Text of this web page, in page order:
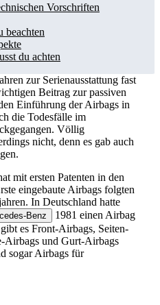
Vorschriften
beachten
du achten
zur Serienausstattung fast
Beitrag zur passiven
Einführung der Airbags in
die Todesfälle im
Völlig
nicht, denn es gab auch
mit ersten Patenten in den
eingebaute Airbags folgten
In Deutschland hatte
Benz
1981 einen Airbag
es Front-Airbags, Seiten-
und Gurt-Airbags
sogar Airbags für